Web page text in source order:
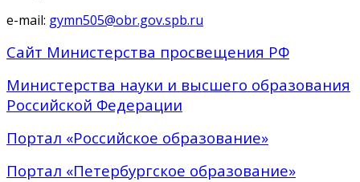
e-mail: gymn505@obr.gov.spb.ru
Сайт Министерства просвещения РФ
Министерства науки и высшего образования
Российской Федерации
Портал «Российское образование»
Портал «Петербургское образование»